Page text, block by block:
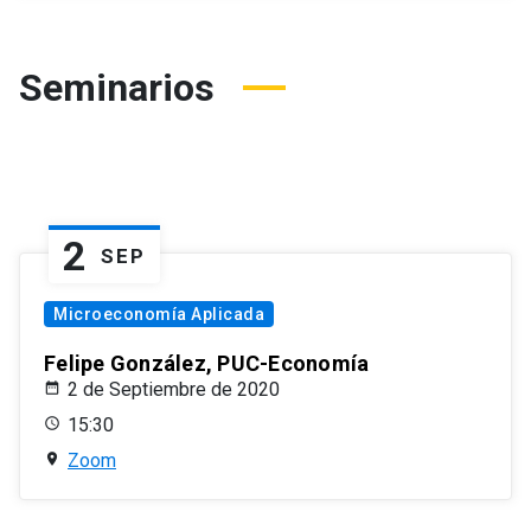
Seminarios
2 SEP
Microeconomía Aplicada
Felipe González, PUC-Economía
2 de Septiembre de 2020
15:30
Zoom